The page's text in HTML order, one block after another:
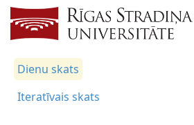
Dienu skats
Iteratīvais skats